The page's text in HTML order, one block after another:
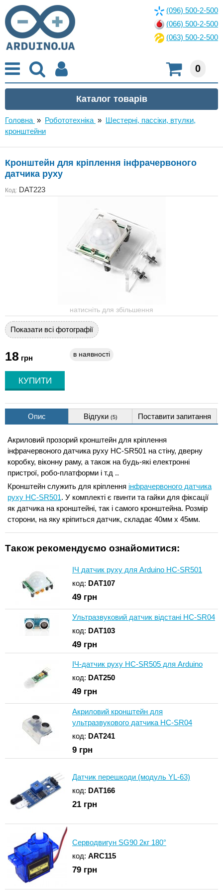
(096) 500-2-500
(066) 500-2-500
(063) 500-2-500
0
Головна » Робототехніка » Шестерні, пассіки, втулки,
кронштейни
Кронштейн для кріплення інфрачервоного
датчика руху
Код: DAT223
натисніть для збільшення
Показати всі фотографії
18 грн в наявності
Опис Відгуки (5) Поставити запитання
Акриловий прозорий кронштейн для кріплення
інфрачервоного датчика руху HC-SR501 на стіну, дверну
коробку, віконну раму, а також на будь-які електронні
пристрої, робо-платформи і т.д ..
Кронштейн служить для кріплення інфрачервоного датчика
руху HC-SR501. У комплекті є гвинти та гайки для фіксації
як датчика на кронштейні, так і самого кронштейна. Розмір
сторони, на яку кріпиться датчик, складає 40мм х 45мм.
Також рекомендуємо ознайомитися:
ІЧ датчик руху для Arduino HC-SR501
код: DAT107
49 грн
Ультразвуковий датчик відстані HC-SR04
код: DAT103
49 грн
ІЧ-датчик руху HC-SR505 для Arduino
код: DAT250
49 грн
Акриловий кронштейн для
ультразвукового датчика HC-SR04
код: DAT241
9 грн
Датчик перешкоди (модуль YL-63)
код: DAT166
21 грн
Серводвигун SG90 2кг 180°
код: ARC115
79 грн